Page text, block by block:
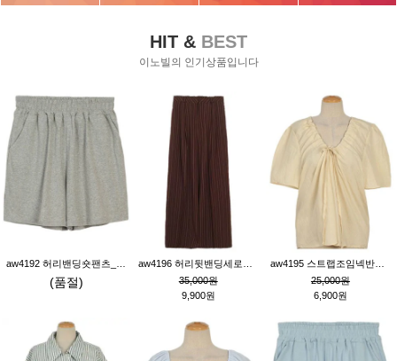
HIT & BEST
이노빌의 인기상품입니다
(품절)
35,000원
9,900원
25,000원
6,900원